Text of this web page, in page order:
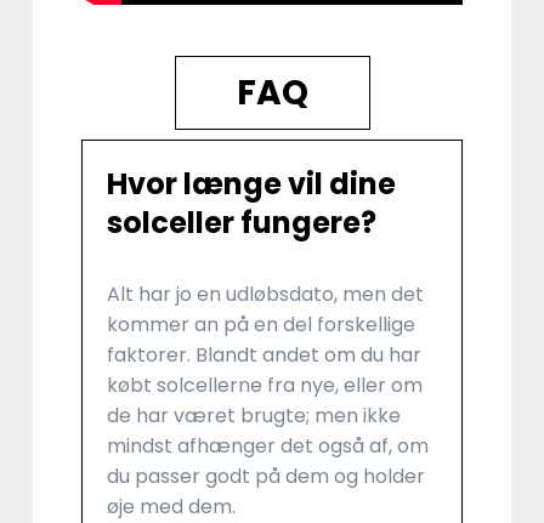
FAQ
Hvor længe vil dine
solceller fungere?
Alt har jo en udløbsdato, men det
kommer an på en del forskellige
faktorer. Blandt andet om du har
købt solcellerne fra nye, eller om
de har været brugte; men ikke
mindst afhænger det også af, om
du passer godt på dem og holder
øje med dem.